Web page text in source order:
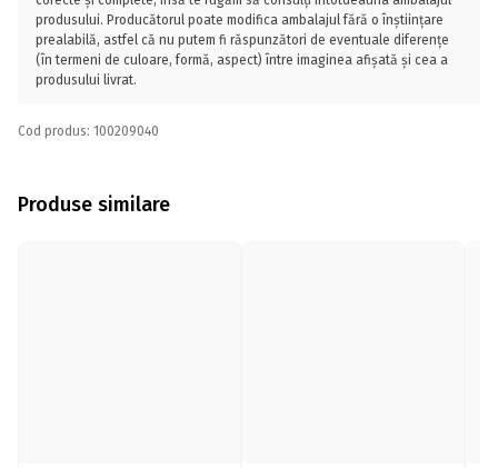
produsului. Producătorul poate modifica ambalajul fără o înștiințare
prealabilă, astfel că nu putem fi răspunzători de eventuale diferențe
(în termeni de culoare, formă, aspect) între imaginea afișată și cea a
produsului livrat.
Cod produs: 100209040
Produse similare